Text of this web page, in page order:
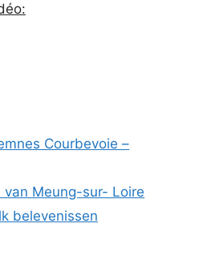
Courbevoie –
Meung-sur- Loire
belevenissen